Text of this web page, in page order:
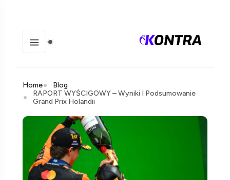
Home
Blog
RAPORT WYŚCIGOWY – Wyniki I Podsumowanie
Grand Prix Holandii